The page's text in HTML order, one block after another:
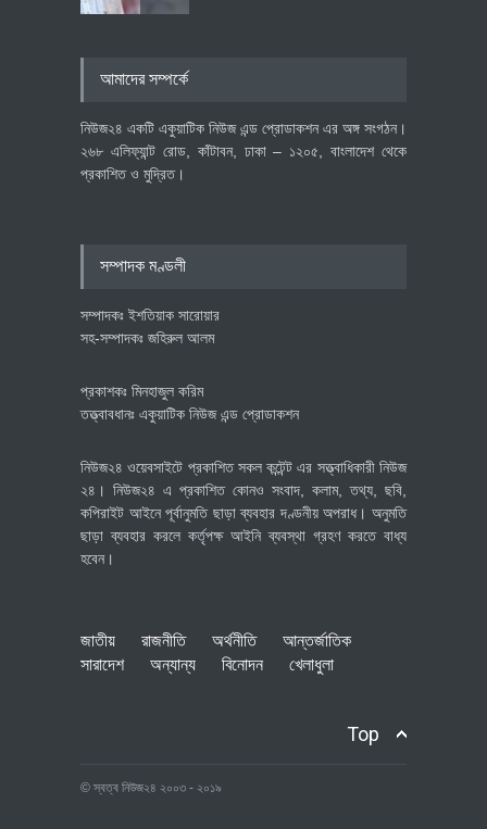
আমাদের সম্পর্কে
নিউজ২৪ একটি একুয়াটিক নিউজ এন্ড প্রোডাকশন এর অঙ্গ সংগঠন।
২৬৮ এলিফ্যান্ট রোড, কাঁটাবন, ঢাকা – ১২০৫, বাংলাদেশ থেকে
প্রকাশিত ও মুদ্রিত।
সম্পাদক মণ্ডলী
সম্পাদকঃ ইশতিয়াক সারোয়ার
সহ-সম্পাদকঃ জহিরুল আলম
প্রকাশকঃ মিনহাজুল করিম
তত্ত্বাবধানঃ একুয়াটিক নিউজ এন্ড প্রোডাকশন
নিউজ২৪ ওয়েবসাইটে প্রকাশিত সকল কন্টেন্ট এর সত্ত্বাধিকারী নিউজ
২৪। নিউজ২৪ এ প্রকাশিত কোনও সংবাদ, কলাম, তথ্য, ছবি,
কপিরাইট আইনে পূর্বানুমতি ছাড়া ব্যবহার দণ্ডনীয় অপরাধ। অনুমতি
ছাড়া ব্যবহার করলে কর্তৃপক্ষ আইনি ব্যবস্থা গ্রহণ করতে বাধ্য
হবেন।
জাতীয় রাজনীতি অর্থনীতি
আন্তর্জাতিক
সারাদেশ
অন্যান্য বিনোদন খেলাধুলা
Top
© স্বত্ব নিউজ২৪ ২০০৩ - ২০১৯